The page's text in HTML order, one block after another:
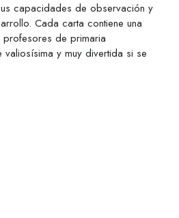
capacidades de observación y
Cada carta contiene una
de primaria
y muy divertida si se